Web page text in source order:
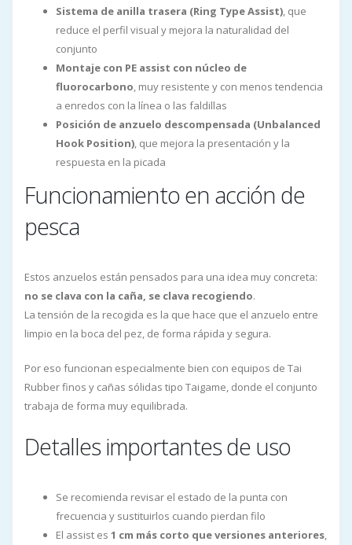
Sistema de anilla trasera (Ring Type Assist), que
reduce el perfil visual y mejora la naturalidad del
conjunto
Montaje con PE assist con núcleo de
fluorocarbono, muy resistente y con menos tendencia
a enredos con la línea o las faldillas
Posición de anzuelo descompensada (Unbalanced
Hook Position), que mejora la presentación y la
respuesta en la picada
Funcionamiento en acción de
pesca
Estos anzuelos están pensados para una idea muy concreta:
no se clava con la caña, se clava recogiendo.
La tensión de la recogida es la que hace que el anzuelo entre
limpio en la boca del pez, de forma rápida y segura.
Por eso funcionan especialmente bien con equipos de Tai
Rubber finos y cañas sólidas tipo Taigame, donde el conjunto
trabaja de forma muy equilibrada.
Detalles importantes de uso
Se recomienda revisar el estado de la punta con
frecuencia y sustituirlos cuando pierdan filo
El assist es 1 cm más corto que versiones anteriores,